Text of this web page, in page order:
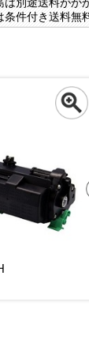
件付き送料無